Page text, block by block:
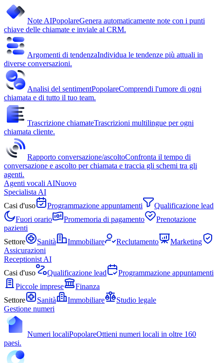
Note AIPopolareGenera automaticamente note con i punti
chiave delle chiamate e inviale al CRM.
Argomenti di tendenzaIndividua le tendenze più attuali in
diverse conversazioni.
Analisi del sentimentPopolareComprendi l'umore di ogni
chiamata e di tutto il tuo team.
Trascrizione chiamateTrascrizioni multilingue per ogni
chiamata cliente.
Rapporto conversazione/ascoltoConfronta il tempo di
conversazione e ascolto per chiamata e traccia gli schemi tra gli
agenti.
Agenti vocali AINuovo
Specialista AI
Casi d'uso
Programmazione appuntamenti
Qualificazione lead
Fuori orario
Promemoria di pagamento
Prenotazione
pazienti
Settore
Sanità Immobiliare Reclutamento
Marketing
Assicurazioni
Receptionist AI
Casi d'uso
Qualificazione lead
Programmazione appuntamenti
Piccole imprese
Finanza
Settore
Sanità Immobiliare
Studio legale
Gestione numeri
Numeri localiPopolareOttieni numeri locali in oltre 160
paesi.